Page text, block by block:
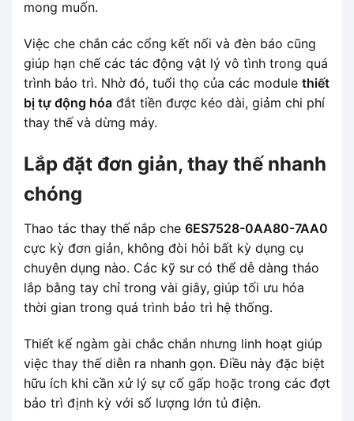
mong muốn.
Việc che chắn các cổng kết nối và đèn báo cũng
giúp hạn chế các tác động vật lý vô tình trong quá
trình bảo trì. Nhờ đó, tuổi thọ của các module thiết
bị tự động hóa đắt tiền được kéo dài, giảm chi phí
thay thế và dừng máy.
Lắp đặt đơn giản, thay thế nhanh
chóng
Thao tác thay thế nắp che 6ES7528-0AA80-7AA0
cực kỳ đơn giản, không đòi hỏi bất kỳ dụng cụ
chuyên dụng nào. Các kỹ sư có thể dễ dàng tháo
lắp bằng tay chỉ trong vài giây, giúp tối ưu hóa
thời gian trong quá trình bảo trì hệ thống.
Thiết kế ngàm gài chắc chắn nhưng linh hoạt giúp
việc thay thế diễn ra nhanh gọn. Điều này đặc biệt
hữu ích khi cần xử lý sự cố gấp hoặc trong các đợt
bảo trì định kỳ với số lượng lớn tủ điện.